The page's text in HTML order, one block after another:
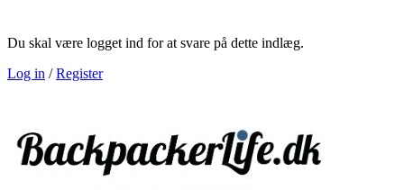
Du skal være logget ind for at svare på dette indlæg.
Log in /Register